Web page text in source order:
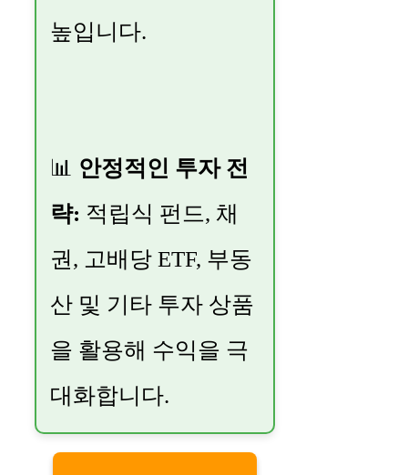
높입니다.
📊 안정적인 투자 전
략: 적립식 펀드, 채
권, 고배당 ETF, 부동
산 및 기타 투자 상품
을 활용해 수익을 극
대화합니다.